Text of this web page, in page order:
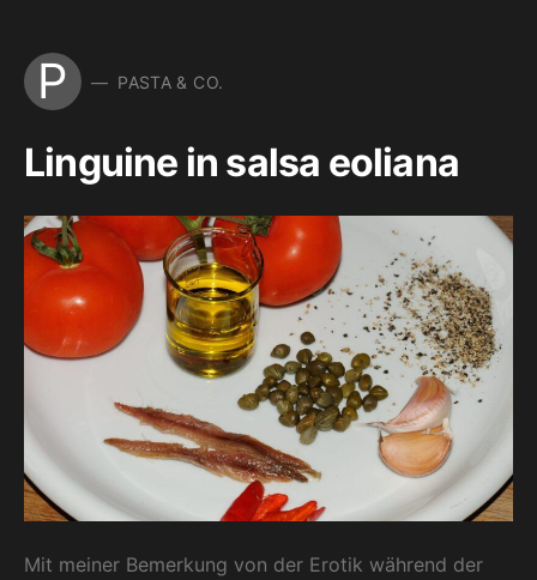
P PASTA & CO.
Linguine in salsa eoliana
Mit meiner Bemerkung von der Erotik während der